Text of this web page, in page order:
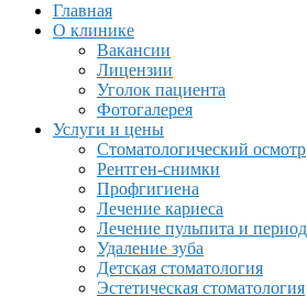
Главная
О клинике
Вакансии
Лицензии
Уголок пациента
Фотогалерея
Услуги и цены
Стоматологический осмотр
Рентген-снимки
Профгигиена
Лечение кариеса
Лечение пульпита и
Удаление зуба
Детская стоматология
Эстетическая стоматология